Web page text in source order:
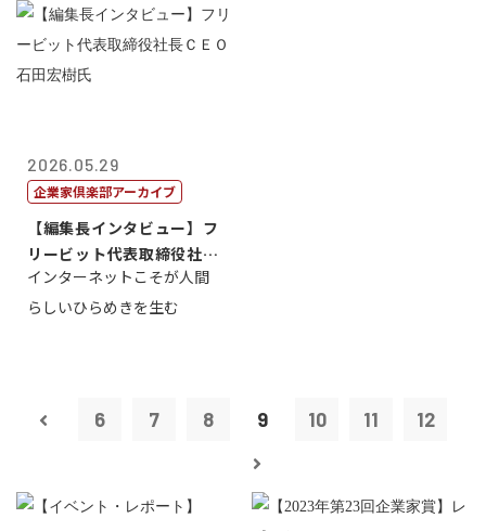
2026.05.29
企業家倶楽部アーカイブ
【編集長インタビュー】フ
リービット代表取締役社長
ＣＥＯ 石田...
インターネットこそが人間
らしいひらめきを生む
6 7 8 9 10 11 12